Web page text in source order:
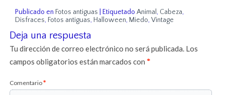
Publicado en Fotos antiguas Etiquetado Animal , Cabeza,
Disfraces, Fotos antiguas, Halloween, Miedo,Vintage
Deja una respuesta
Tu dirección de correo electrónico no será publicada. Los
campos obligatorios están marcados con*
Comentario*